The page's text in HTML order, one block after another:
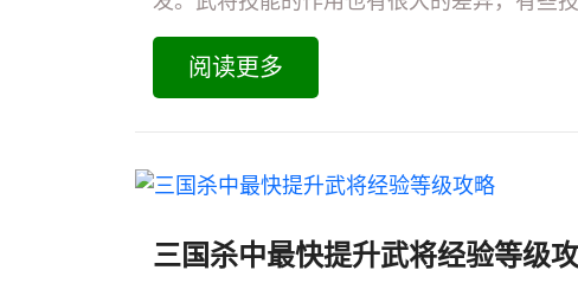
阅读更多
三国杀中最快提升武将经验等级